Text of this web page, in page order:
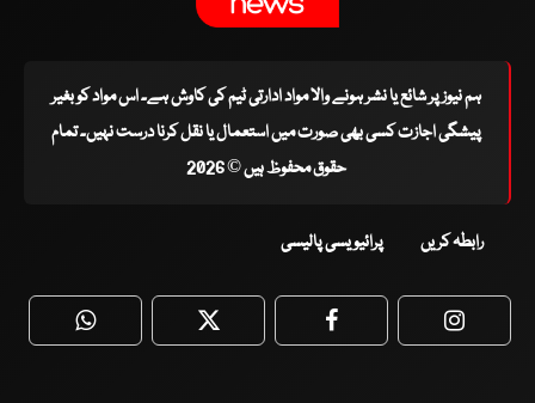
ہم نیوز پر شائع یا نشر ہونے والا مواد ادارتی ٹیم کی کاوش ہے۔ اس مواد کو بغیر
پیشگی اجازت کسی بھی صورت میں استعمال یا نقل کرنا درست نہیں۔ تمام
حقوق محفوظ ہیں © 2026
رابطہ کریں پرائیویسی پالیسی
WhatsApp Twitter Facebook